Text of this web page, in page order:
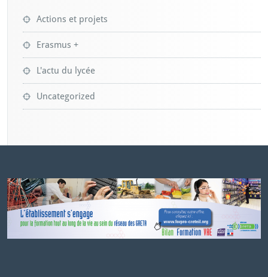
Actions et projets
Erasmus +
L'actu du lycée
Uncategorized